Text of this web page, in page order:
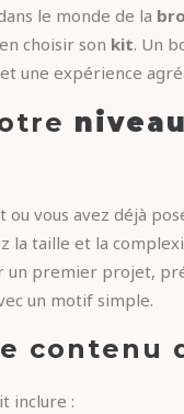
le monde de la
choisir son kit. Un
une expérience
niveau
ou vous avez déjà
la taille et la
un premier projet,
un motif simple.
contenu
inclure :